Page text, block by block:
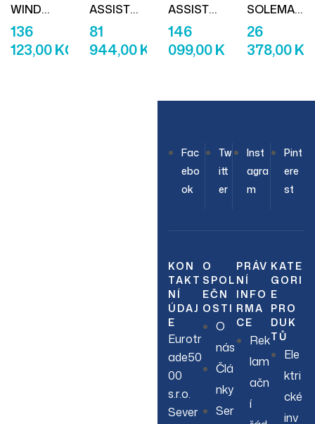
Přidat Do Košíku
WIND
Basketbal
Ový
136
123,00KČ
Přidat Do Košíku
ASSIST
Basketbal
Ový
81
944,00KČ
Přidat Do Košíku
ASSIST
SPINERGY
Basketbal
Vozík
146
099,00KČ
SOLEMAR
E S&S
Plážový
26
378,00KČ
Fac
ebo
ok
Tw
itt
er
Inst
agra
m
Pint
ere
st
KON
TAKT
NÍ
ÚDAJ
E
Eurotr
ade50
00
s.r.o.
Sever
O
SPOL
EČN
OSTI
O
nás
Člá
nky
Ser
PRÁV
NÍ
INFO
RMA
CE
Rek
lam
ačn
í
KATE
GORI
E
PRO
DUK
TŮ
Ele
ktri
cké
inv